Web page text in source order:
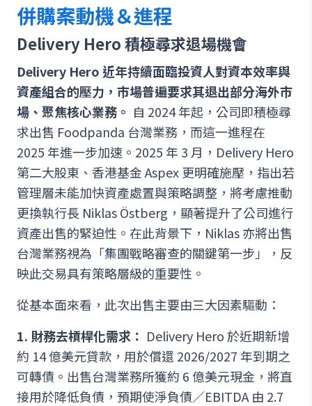
併購案動機＆進程
Delivery Hero 積極尋求退場機會
Delivery Hero 近年持續面臨投資人對資本效率與
資產組合的壓力，市場普遍要求其退出部分海外市
場、聚焦核心業務。 自 2024 年起，公司即積極尋
求出售 Foodpanda 台灣業務，而這一進程在
2025 年進一步加速。2025 年 3 月，Delivery Hero
第二大股東、香港基金 Aspex 更明確施壓，指出若
管理層未能加快資產處置與策略調整，將考慮推動
更換執行長 Niklas Östberg，顯著提升了公司進行
資產出售的緊迫性。在此背景下，Niklas 亦將出售
台灣業務視為「集團戰略審查的關鍵第一步」，反
映此交易具有策略層級的重要性。
從基本面來看，此次出售主要由三大因素驅動：
1. 財務去槓桿化需求： Delivery Hero 於近期新增
約 14 億美元貸款，用於償還 2026/2027 年到期之
可轉債。出售台灣業務所獲約 6 億美元現金，將直
接用於降低負債，預期使淨負債／EBITDA 由 2.7